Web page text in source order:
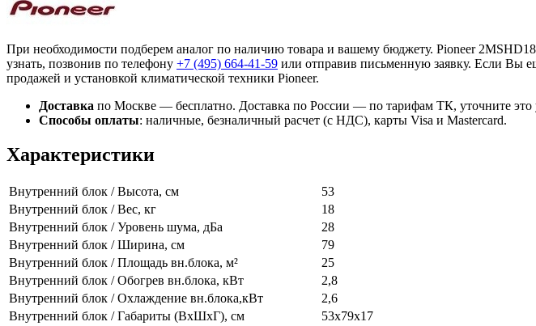
При необходимости подберем аналог по наличию товара и вашему бюджету. Pioneer
узнать, позвонив по телефону +7 (495) 664-41-59 или отправив письменную заявку. Если Вы
продажей и установкой климатической техники Pioneer.
Доставка по Москве — бесплатно. Доставка по России — по тарифам ТК, уточните это
Способы оплаты: наличные, безналичный расчет (с НДС), карты Visa и Mastercard.
Характеристики
Внутренний блок / Высота, см
53
Внутренний блок / Вес, кг
18
Внутренний блок / Уровень шума, дБа
28
Внутренний блок / Ширина, см
79
Внутренний блок / Площадь вн.блока, м²
25
Внутренний блок / Обогрев вн.блока, кВт
2,8
Внутренний блок / Охлаждение вн.блока,кВт
2,6
Внутренний блок / Габариты (ВхШхГ), см
53х79х17